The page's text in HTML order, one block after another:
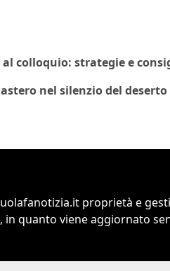
colloquio: strategie e
nel silenzio del
proprietà e
in quanto viene aggiornato